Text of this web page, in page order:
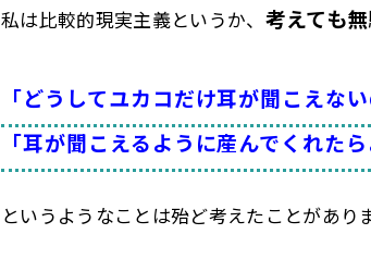
私は比較的現実主義というか、 考えても
「どうしてユカコだけ耳が聞こえない
「耳が聞こえるように産んでくれた
というようなことは殆ど考えたことがあり